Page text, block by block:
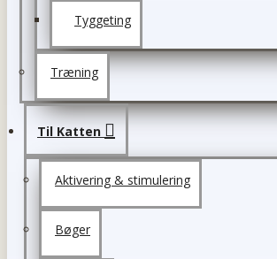
Tyggeting
Træning
Til Katten
Aktivering & stimulering
Bøger